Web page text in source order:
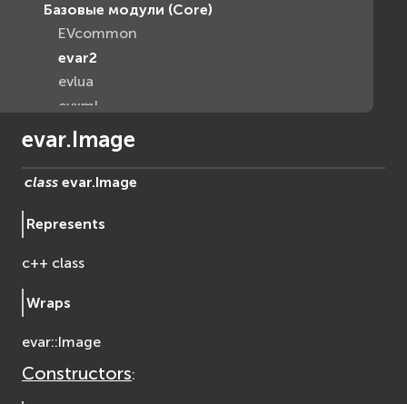
Базовые модули (Core)
EVcommon
evar2
evlua
evxml
Граф Сцены (Scene Graph)
EVosgAV
EVosgGA
EVosgText
EVosgViewer
osg
evar.Image
class evar.Image
Represents
c++ class
Wraps
evar::Image
Constructors: